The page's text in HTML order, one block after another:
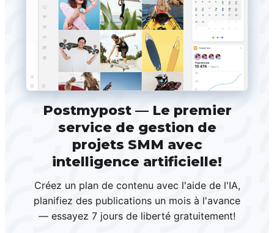
Postmypost — Le premier
service de gestion de
projets SMM avec
intelligence artificielle!
Créez un plan de contenu avec l'aide de l'IA,
planifiez des publications un mois à l'avance
— essayez 7 jours de liberté gratuitement!